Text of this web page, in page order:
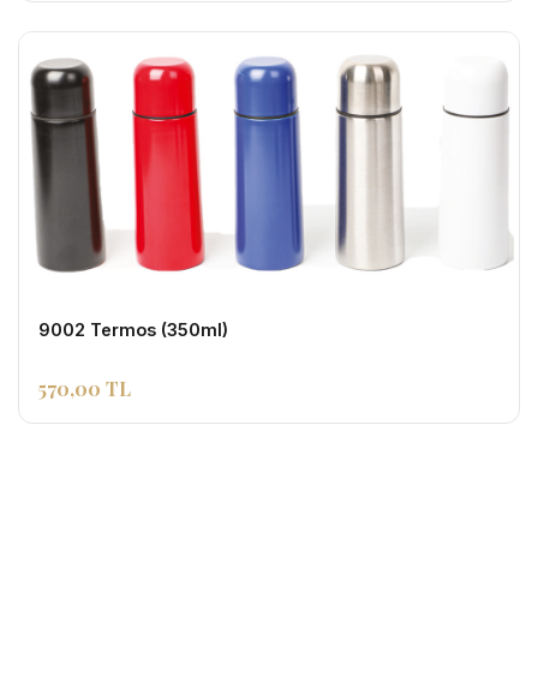
9002 Termos (350ml)
570,00 TL